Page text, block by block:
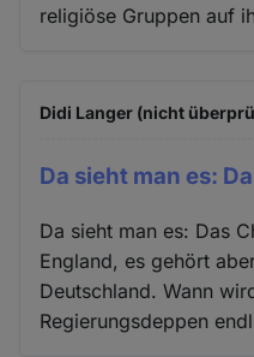
religiöse Gruppen auf
Didi Langer (nicht
Da sieht man es:
Da sieht man es: Das
England, es gehört
Deutschland. Wann
Regierungsdeppen